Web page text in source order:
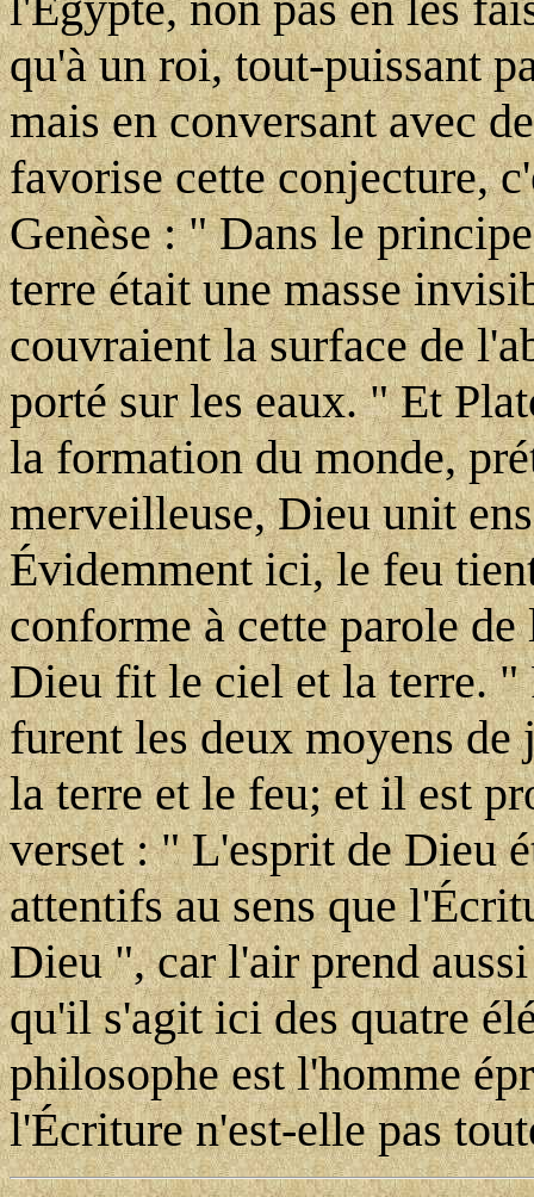
qu'à un roi, tout-puissant
mais en conversant avec
favorise cette conjecture,
Genèse : " Dans le
terre était une masse
couvraient la surface de
porté sur les eaux. " Et
la formation du monde,
merveilleuse, Dieu unit
Évidemment ici, le feu
conforme à cette parole
Dieu fit le ciel et la terre. "
furent les deux moyens
la terre et le feu; et il est
verset : " L'esprit de Dieu
attentifs au sens que
Dieu ", car l'air prend
qu'il s'agit ici des quatre
philosophe est l'homme
l'Écriture n'est-elle pas